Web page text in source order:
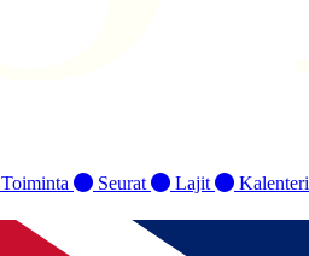
Toiminta Seurat Lajit Kalenteri